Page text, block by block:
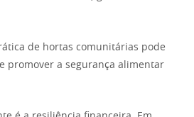
de hortas comunitárias pode
promover a segurança alimentar